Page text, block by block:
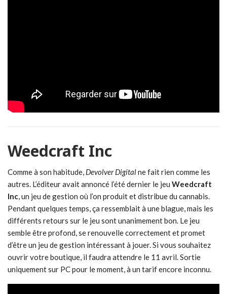
Weedcraft Inc
Comme à son habitude, Devolver Digitalne fait rien comme les
autres. L’éditeur avait annoncé l’été dernier le jeu Weedcraft
Inc, un jeu de gestion où l’on produit et distribue du cannabis.
Pendant quelques temps, ça ressemblait à une blague, mais les
différents retours sur le jeu sont unanimement bon. Le jeu
semble être profond, se renouvelle correctement et promet
d’être un jeu de gestion intéressant à jouer. Si vous souhaitez
ouvrir votre boutique, il faudra attendre le 11 avril. Sortie
uniquement sur PC pour le moment, à un tarif encore inconnu.